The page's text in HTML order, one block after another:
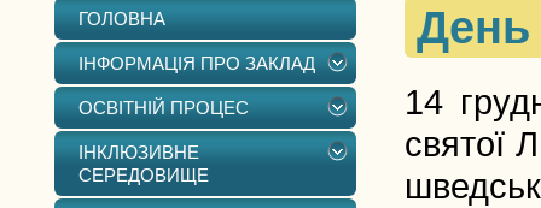
ГОЛОВНА
ІНФОРМАЦІЯ ПРО ЗАКЛАД
ОСВІТНІЙ ПРОЦЕС
ІНКЛЮЗИВНЕ
СЕРЕДОВИЩЕ
День
14
святої